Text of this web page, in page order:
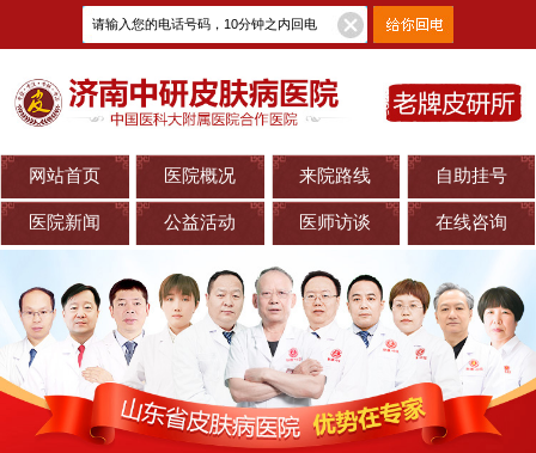
网站首页 医院概况 来院路线 自助挂号
医院新闻 公益活动 医师访谈 在线咨询